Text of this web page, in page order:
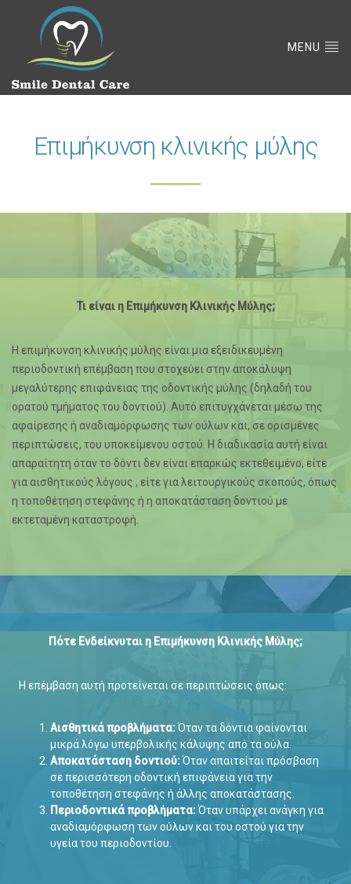
MENU
Επιμήκυνση κλινικής μύλης
Τι είναι η Επιμήκυνση Κλινικής Μύλης;
Η επιμήκυνση κλινικής μύλης είναι μια εξειδικευμένη
περιοδοντική επέμβαση που στοχεύει στην αποκάλυψη
μεγαλύτερης επιφάνειας της οδοντικής μύλης (δηλαδή του
ορατού τμήματος του δοντιού). Αυτό επιτυγχάνεται μέσω της
αφαίρεσης ή αναδιαμόρφωσης των ούλων και, σε ορισμένες
περιπτώσεις, του υποκείμενου οστού. Η διαδικασία αυτή είναι
απαραίτητη όταν το δόντι δεν είναι επαρκώς εκτεθειμένο, είτε
για αισθητικούς λόγους , είτε για λειτουργικούς σκοπούς, όπως
η τοποθέτηση στεφάνης ή η αποκατάσταση δοντιού με
εκτεταμένη καταστροφή.
Πότε Ενδείκνυται η Επιμήκυνση Κλινικής Μύλης;
Η επέμβαση αυτή προτείνεται σε περιπτώσεις όπως:
Αισθητικά προβλήματα:Όταν τα δόντια φαίνονται
μικρά λόγω υπερβολικής κάλυψης από τα ούλα.
Αποκατάσταση δοντιού:Όταν απαιτείται πρόσβαση
σε περισσότερη οδοντική επιφάνεια για την
τοποθέτηση στεφάνης ή άλλης αποκατάστασης.
Περιοδοντικά προβλήματα:Όταν υπάρχει ανάγκη για
αναδιαμόρφωση των ούλων και του οστού για την
υγεία του περιοδοντίου.